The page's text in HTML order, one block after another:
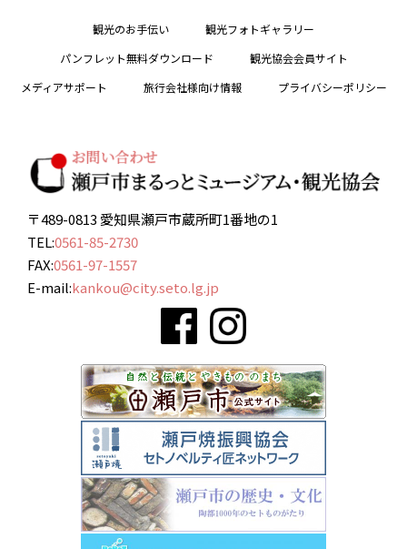
観光のお手伝い
観光フォトギャラリー
パンフレット無料ダウンロード
観光協会会員サイト
メディアサポート
旅行会社様向け情報 プライバシーポリシー
〒489-0813 愛知県瀬戸市蔵所町1番地の1
TEL:0561-85-2730
FAX:0561-97-1557
E-mail:kankou@city.seto.lg.jp